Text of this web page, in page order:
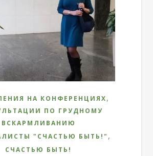
НА КОНФЕРЕНЦИЯХ,
ПО ГРУДНОМУ
ВСКАРМЛИВАНИЮ
"СЧАСТЬЮ БЫТЬ!" ,
СЧАСТЬЮ БЫТЬ!